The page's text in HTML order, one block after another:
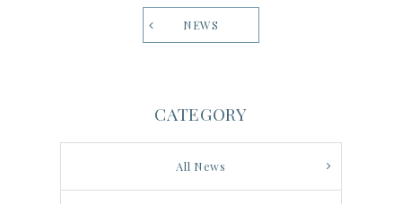
NEWS
CATEGORY
All News